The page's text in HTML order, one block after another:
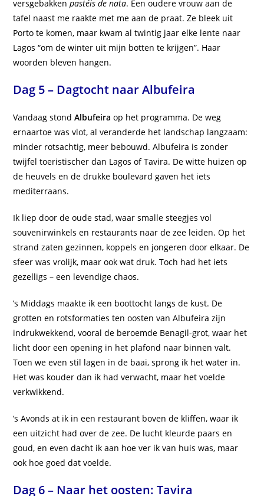
versgebakkenpastéis de nata. Een oudere vrouw aan de
tafel naast me raakte met me aan de praat. Ze bleek uit
Porto te komen, maar kwam al twintig jaar elke lente naar
Lagos “om de winter uit mijn botten te krijgen”. Haar
woorden bleven hangen.
Dag 5 – Dagtocht naar Albufeira
Vandaag stondAlbufeira op het programma. De weg
ernaartoe was vlot, al veranderde het landschap langzaam:
minder rotsachtig, meer bebouwd. Albufeira is zonder
twijfel toeristischer dan Lagos of Tavira. De witte huizen op
de heuvels en de drukke boulevard gaven het iets
mediterraans.
Ik liep door de oude stad, waar smalle steegjes vol
souvenirwinkels en restaurants naar de zee leiden. Op het
strand zaten gezinnen, koppels en jongeren door elkaar. De
sfeer was vrolijk, maar ook wat druk. Toch had het iets
gezelligs – een levendige chaos.
’s Middags maakte ik een boottocht langs de kust. De
grotten en rotsformaties ten oosten van Albufeira zijn
indrukwekkend, vooral de beroemde Benagil-grot, waar het
licht door een opening in het plafond naar binnen valt.
Toen we even stil lagen in de baai, sprong ik het water in.
Het was kouder dan ik had verwacht, maar het voelde
verkwikkend.
’s Avonds at ik in een restaurant boven de kliffen, waar ik
een uitzicht had over de zee. De lucht kleurde paars en
goud, en even dacht ik aan hoe ver ik van huis was, maar
ook hoe goed dat voelde.
Dag 6 – Naar het oosten: Tavira